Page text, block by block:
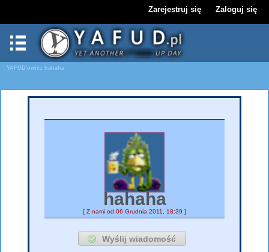
Zarejestruj się Zaloguj się
YAFUD'owicz hahaha
hahaha
[ Z nami od 06 Grudnia 2011, 18:39 ]